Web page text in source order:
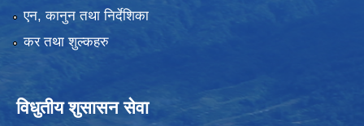
एन, कानुन तथा निर्देशिका
कर तथा शुल्कहरु
विधुतीय शुसासन सेवा